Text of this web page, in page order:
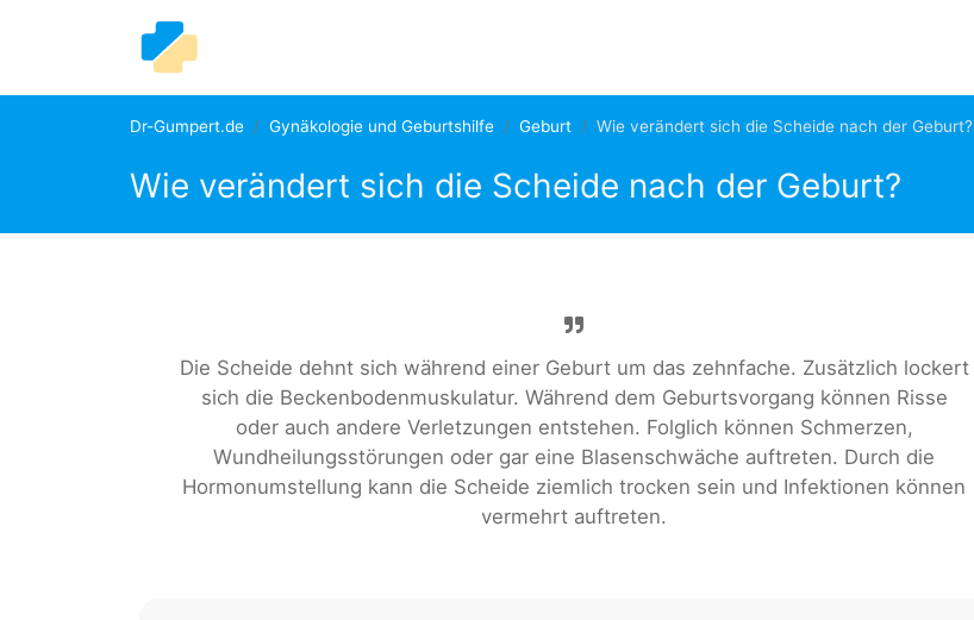
Dr-Gumpert.de Gynäkologie und Geburtshilfe Geburt Wie verändert sich die Scheide nach der Geburt?
Wie verändert sich die Scheide nach der Geburt?
Die Scheide dehnt sich während einer Geburt um das zehnfache. Zusätzlich lockert
sich die Beckenbodenmuskulatur. Während dem Geburtsvorgang können Risse
oder auch andere Verletzungen entstehen. Folglich können Schmerzen,
Wundheilungsstörungen oder gar eine Blasenschwäche auftreten. Durch die
Hormonumstellung kann die Scheide ziemlich trocken sein und Infektionen können
vermehrt auftreten.